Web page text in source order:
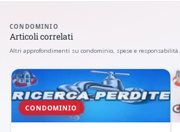
CONDOMINIO
Articoli correlati
Altri approfondimenti su condominio, spese e responsabilità.
CONDOMINIO